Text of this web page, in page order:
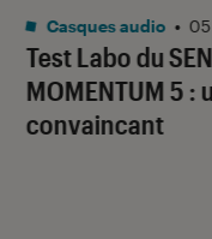
Test Labo du
MOMENTUM 5 :
convaincant
Noté 4
Casques audio •